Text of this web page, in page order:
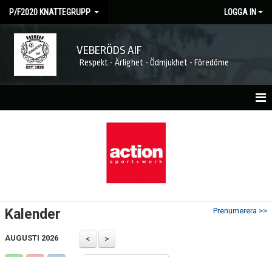
P/F2020 KNATTEGRUPP LOGGA IN
VEBERÖDS AIF
Respekt - Ärlighet - Ödmjukhet - Föredöme
BILDGALLERI
Prenumerera >>
Kalender
AUGUSTI 2026